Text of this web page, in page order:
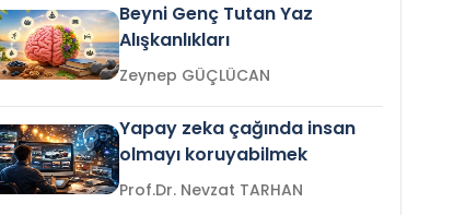
Beyni Genç Tutan Yaz
Alışkanlıkları
Zeynep GÜÇLÜCAN
Yapay zeka çağında insan
olmayı koruyabilmek
Prof.Dr. Nevzat TARHAN